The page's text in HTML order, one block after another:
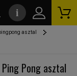
asztal
Ping Pong asztal
i